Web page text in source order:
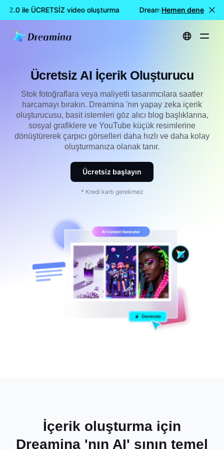
2.0 ile ÜCRETSİZ video oluşturma Dreamina Seedance 2.0
Hemen dene
Ana Sayfa Oluştur Ücretsiz AI İçerik Oluşturucu
Ücretsiz AI İçerik Oluşturucu
Stok fotoğraflara veya maliyetli tasarımcılara saatler
harcamayı bırakın. Dreamina 'nın yapay zeka içerik
oluşturucusu, basit istemleri göz alıcı blog başlıklarına,
sosyal grafiklere ve YouTube küçük resimlerine
dönüştürerek çarpıcı görselleri daha hızlı ve daha kolay
oluşturmanıza olanak tanır.
Ücretsiz başlayın
* Kredi kartı gerekmez
İçerik oluşturma için
Dreamina 'nın AI' sının temel